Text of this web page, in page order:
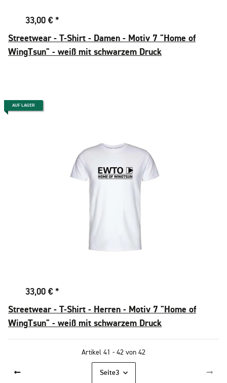
33,00 € *
Streetwear - T-Shirt - Damen - Motiv 7 "Home of
WingTsun" - weiß mit schwarzem Druck
AUF LAGER
33,00 € *
Streetwear - T-Shirt - Herren - Motiv 7 "Home of
WingTsun" - weiß mit schwarzem Druck
Artikel 41 - 42 von 42
Seite3